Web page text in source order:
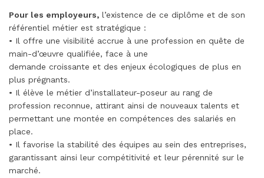
Pour les employeurs, l’existence de ce diplôme et de son
référentiel métier est stratégique :
• Il offre une visibilité accrue à une profession en quête de
main-d’œuvre qualifiée, face à une
demande croissante et des enjeux écologiques de plus en
plus prégnants.
• Il élève le métier d’installateur-poseur au rang de
profession reconnue, attirant ainsi de nouveaux talents et
permettant une montée en compétences des salariés en
place.
• Il favorise la stabilité des équipes au sein des entreprises,
garantissant ainsi leur compétitivité et leur pérennité sur le
marché.